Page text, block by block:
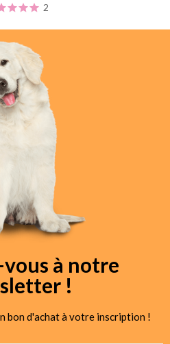
2
à notre
!
bon d'achat à votre inscription !